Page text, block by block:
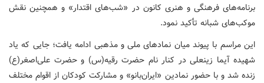
برنامه‌های فرهنگی و هنری کانون در «شب‌های اقتدار» و همچنین نقش
موکب‌های شبانه تأکید نمود.
این مراسم با پیوند میان نمادهای ملی و مذهبی ادامه یافت؛ جایی که یاد
شهیده آیما زینعلی در کنار نام حضرت رقیه(س) و حضرت علی‌اصغر(ع)
زنده شد و با حضور نمادین «ایران‌بانو» و مشارکت کودکان از اقوام مختلف